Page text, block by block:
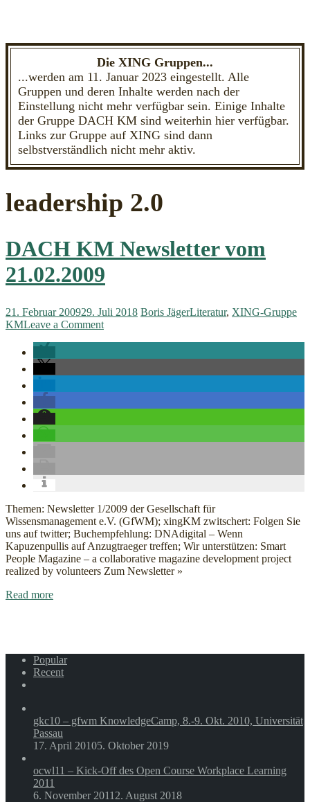
Die XING Gruppen...
...werden am 11. Januar 2023 eingestellt. Alle
Gruppen und deren Inhalte werden nach der
Einstellung nicht mehr verfügbar sein. Einige Inhalte
der Gruppe DACH KM sind weiterhin hier verfügbar.
Links zur Gruppe auf XING sind dann
selbstverständlich nicht mehr aktiv.
leadership 2.0
DACH KM Newsletter vom
21.02.2009
21. Februar 200929. Juli 2018 Boris JägerLiteratur, XING-Gruppe
KMLeave a Commenton
Newsletter
vom
Themen: Newsletter 1/2009 der Gesellschaft für
Wissensmanagement e.V. (GfWM); xingKM zwitschert: Folgen Sie
uns auf twitter; Buchempfehlung: DNAdigital – Wenn
Kapuzenpullis auf Anzugtraeger treffen; Wir unterstützen: Smart
People Magazine – a collaborative magazine development project
realized by volunteers Zum Newsletter »
Read moreabout
21.02.2009
Popular
Recent
gkc10 – gfwm KnowledgeCamp, 8.-9. Okt. 2010, Universität
Passau
17. April 20105. Oktober 2019
ocwl11 – Kick-Off des Open Course Workplace Learning
2011
6. November 2011 2. August 2018